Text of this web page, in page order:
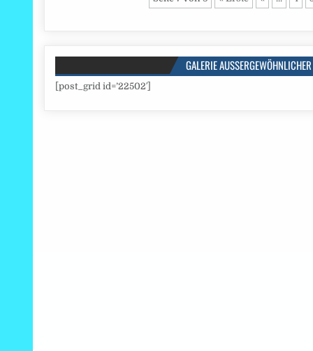
GALERIE AUSSERGEWÖHNLICHER
[post_grid id=’22502′]